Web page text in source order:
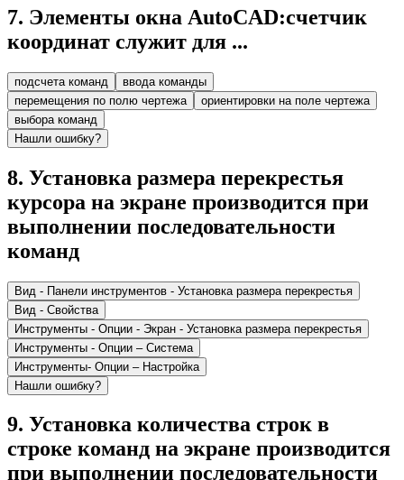
7. Элементы окна AutoCAD:счетчик
координат служит для ...
подсчета команд
ввода команды
перемещения по полю чертежа
ориентировки на поле чертежа
выбора команд
Нашли ошибку?
8. Установка размера перекрестья
курсора на экране производится при
выполнении последовательности
команд
Вид - Панели инструментов - Установка размера перекрестья
Вид - Свойства
Инструменты - Опции - Экран - Установка размера перекрестья
Инструменты - Опции – Система
Инструменты- Опции – Настройка
Нашли ошибку?
9. Установка количества строк в
строке команд на экране производится
при выполнении последовательности